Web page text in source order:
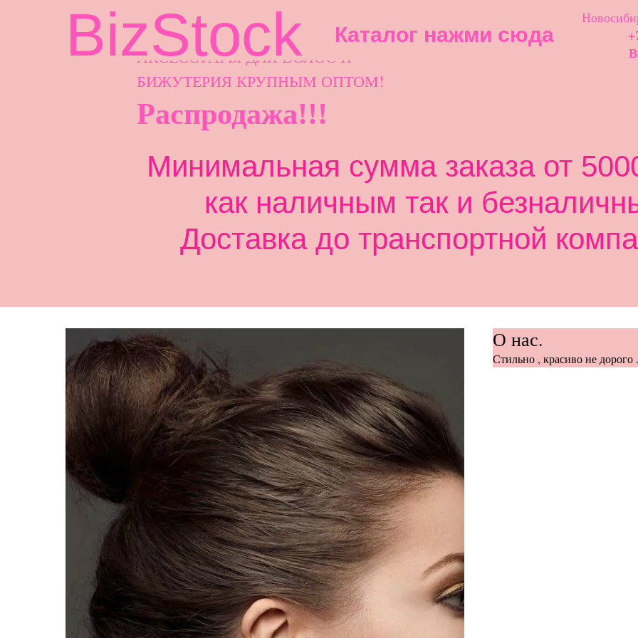
АКСЕССУАРЫ ДЛЯ ВОЛОС И
БИЖУТЕРИЯ КРУПНЫМ ОПТОМ!
Распродажа!!!
Минимальная сумма заказа от
как наличным так и
Доставка до транспортной
BizStock Каталог нажми сюда +
О нас.
Стильно , красиво не дорого